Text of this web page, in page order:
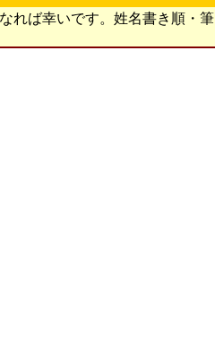
れば幸いです。姓名書き順・筆